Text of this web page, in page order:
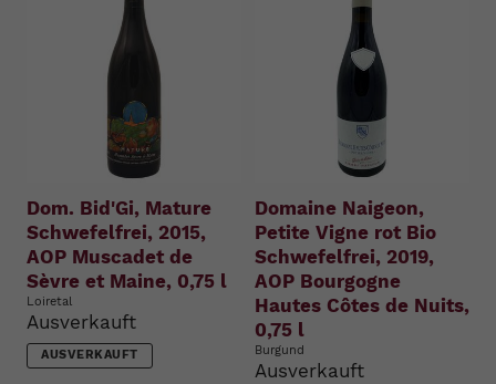
Dom. Bid'Gi, Mature
Schwefelfrei, 2015,
AOP Muscadet de
Sèvre et Maine, 0,75 l
Loiretal
Ausverkauft
AUSVERKAUFT
Domaine Naigeon,
Petite Vigne rot Bio
Schwefelfrei, 2019,
AOP Bourgogne
Hautes Côtes de Nuits,
0,75 l
Burgund
Ausverkauft